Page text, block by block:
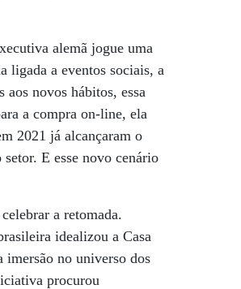
alemã jogue uma
ligada a eventos sociais, a
novos hábitos, essa
a compra on-line, ela
2021 já alcançaram o
E esse novo cenário
a retomada.
idealizou a Casa
imersão no universo dos
procurou